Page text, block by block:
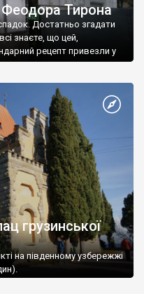
Тирона
Достатньо згадати
знаєте, що цей,
рецепт привезли у
грузинської
на південному узбережжі